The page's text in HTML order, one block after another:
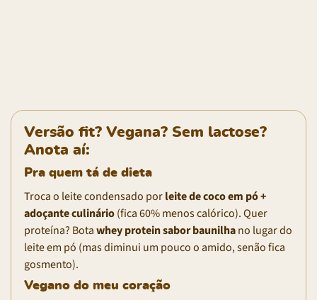
Versão fit? Vegana? Sem lactose?
Anota aí:
Pra quem tá de dieta
Troca o leite condensado porleite de coco em pó +
adoçante culinário(fica 60% menos calórico). Quer
proteína? Botawhey protein sabor baunilhano lugar do
leite em pó (mas diminui um pouco o amido, senão fica
gosmento).
Vegano do meu coração